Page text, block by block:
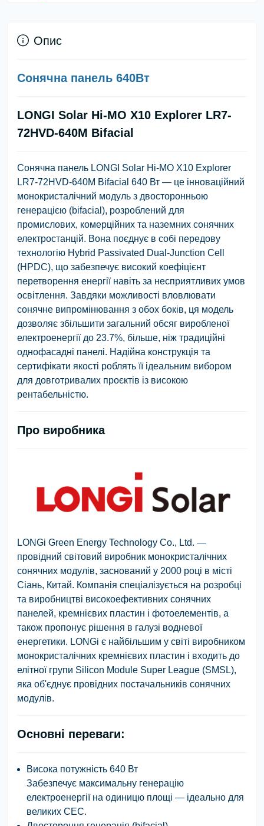
Опис
Сонячна панель 640Вт
LONGI Solar Hi-MO X10 Explorer LR7-
72HVD-640M Bifacial
Сонячна панель LONGI Solar Hi-MO X10 Explorer
LR7-72HVD-640M Bifacial 640 Вт — це інноваційний
монокристалічний модуль з двосторонньою
генерацією (bifacial), розроблений для
промислових, комерційних та наземних сонячних
електростанцій. Вона поєднує в собі передову
технологію Hybrid Passivated Dual-Junction Cell
(HPDC), що забезпечує високий коефіцієнт
перетворення енергії навіть за несприятливих умов
освітлення. Завдяки можливості вловлювати
сонячне випромінювання з обох боків, ця модель
дозволяє збільшити загальний обсяг виробленої
електроенергії до 23.7%, більше, ніж традиційні
однофасадні панелі. Надійна конструкція та
сертифікати якості роблять її ідеальним вибором
для довготривалих проєктів із високою
рентабельністю.
Про виробника
LONGi Green Energy Technology Co., Ltd. —
провідний світовий виробник монокристалічних
сонячних модулів, заснований у 2000 році в місті
Сіань, Китай. Компанія спеціалізується на розробці
та виробництві високоефективних сонячних
панелей, кремнієвих пластин і фотоелементів, а
також пропонує рішення в галузі водневої
енергетики. LONGi є найбільшим у світі виробником
монокристалічних кремнієвих пластин і входить до
елітної групи Silicon Module Super League (SMSL),
яка об'єднує провідних постачальників сонячних
модулів.​
Основні переваги:
Висока потужність 640 Вт
Забезпечує максимальну генерацію
електроенергії на одиницю площі — ідеально для
великих СЕС.